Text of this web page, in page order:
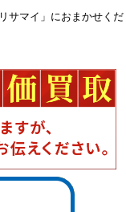
サマイ」におまかせくだ